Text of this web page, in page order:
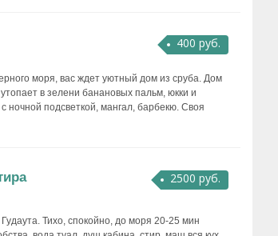
400 руб.
моря, вас ждет уютный дом из сруба. Дом
в зелени банановых пальм, юкки и
ночной подсветкой, мангал, барбекю. Своя
2500 руб.
Тихо, спокойно, до моря 20-25 мин